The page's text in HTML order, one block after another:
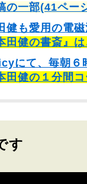
の一部(41ペー
健も愛用の電
田健の書斎』
にて、毎朝６
田健の１分間
す